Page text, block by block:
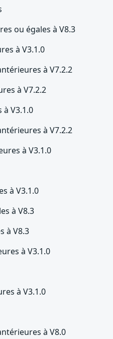
ou égales à V8.3
à V3.1.0
à V7.2.2
à V7.2.2
à V3.1.0
à V7.2.2
à V3.1.0
à V3.1.0
à V8.3
à V8.3
à V3.1.0
à V3.1.0
à V8.0